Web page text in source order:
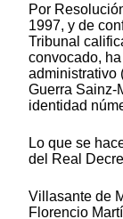
Por
1997, y de
Tribunal
convocado,
administrativo
Guerra Sainz-
identidad
Lo que se
del Real
Villasante de
Florencio